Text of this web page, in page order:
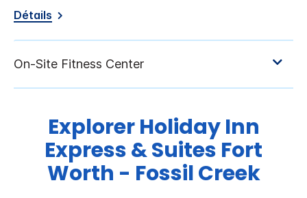
Détails
ExplorerHoliday Inn
Express & Suites Fort
Worth - Fossil Creek